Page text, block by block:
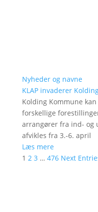
Nyheder og navne
KLAP invaderer
Kolding Kommune
forskellige
arrangører fra ind- og
afvikles fra 3.-6. april
Læs mere
1 2 3 … 476 Next